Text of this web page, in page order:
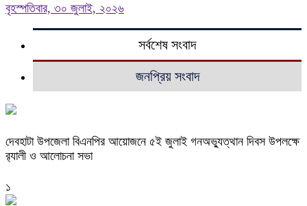
বৃহস্পতিবার, ৩০ জুলাই, ২০২৬
সর্বশেষ সংবাদ
জনপ্রিয় সংবাদ
দেবহাটা উপজেলা বিএনপির আয়োজনে ৫ই জুলাই গনঅভ্যুত্থান দিবস উপলক্ষে
র‍্যালী ও আলোচনা সভা
১